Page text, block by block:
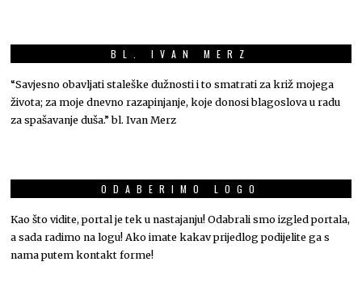
BL. IVAN MERZ
“Savjesno obavljati staleške dužnosti i to smatrati za križ mojega
života; za moje dnevno razapinjanje, koje donosi blagoslova u radu
za spašavanje duša.” bl. Ivan Merz
ODABERIMO LOGO
Kao što vidite, portal je tek u nastajanju! Odabrali smo izgled portala,
a sada radimo na logu! Ako imate kakav prijedlog podijelite ga s
nama putem kontakt forme!